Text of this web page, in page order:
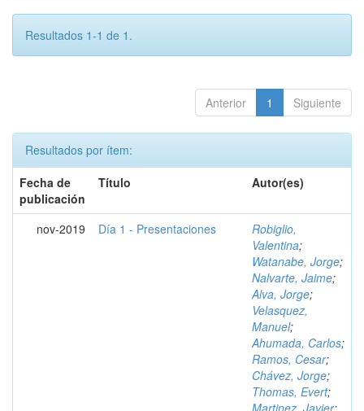
Resultados 1-1 de 1.
Anterior 1 Siguiente
Resultados por ítem:
Fecha de
publicación
Título Autor(es)
nov-2019 Día 1 - Presentaciones
Robiglio,
Valentina;
Watanabe, Jorge;
Nalvarte, Jaime;
Alva, Jorge;
Velasquez,
Manuel;
Ahumada, Carlos;
Ramos, Cesar;
Chávez, Jorge;
Thomas, Evert;
Martinez, Javier;